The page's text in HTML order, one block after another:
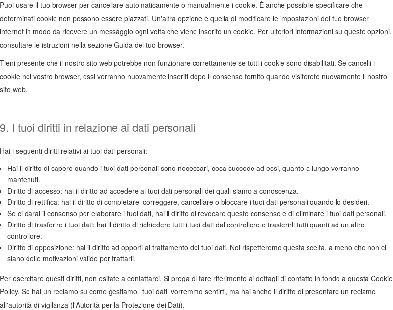
Puoi usare il tuo browser per cancellare automaticamente o manualmente i cookie. È anche possibile specificare che
determinati cookie non possono essere piazzati. Un'altra opzione è quella di modificare le impostazioni del tuo browser
internet in modo da ricevere un messaggio ogni volta che viene inserito un cookie. Per ulteriori informazioni su queste opzioni,
consultare le istruzioni nella sezione Guida del tuo browser.
Tieni presente che il nostro sito web potrebbe non funzionare correttamente se tutti i cookie sono disabilitati. Se cancelli i
cookie nel vostro browser, essi verranno nuovamente inseriti dopo il consenso fornito quando visiterete nuovamente il nostro
sito web.
9. I tuoi diritti in relazione ai dati personali
Hai i seguenti diritti relativi ai tuoi dati personali:
Hai il diritto di sapere quando i tuoi dati personali sono necessari, cosa succede ad essi, quanto a lungo verranno
mantenuti.
Diritto di accesso: hai il diritto ad accedere ai tuoi dati personali dei quali siamo a conoscenza.
Diritto di rettifica: hai il diritto di completare, correggere, cancellare o bloccare i tuoi dati personali quando lo desideri.
Se ci darai il consenso per elaborare i tuoi dati, hai il diritto di revocare questo consenso e di eliminare i tuoi dati personali.
Diritto di trasferire i tuoi dati: hai il diritto di richiedere tutti i tuoi dati dal controllore e trasferirli tutti quanti ad un altro
controllore.
Diritto di opposizione: hai il diritto ad opporti al trattamento dei tuoi dati. Noi rispetteremo questa scelta, a meno che non ci
siano delle motivazioni valide per trattarli.
Per esercitare questi diritti, non esitate a contattarci. Si prega di fare riferimento ai dettagli di contatto in fondo a questa Cookie
Policy. Se hai un reclamo su come gestiamo i tuoi dati, vorremmo sentirti, ma hai anche il diritto di presentare un reclamo
all'autorità di vigilanza (l'Autorità per la Protezione dei Dati).